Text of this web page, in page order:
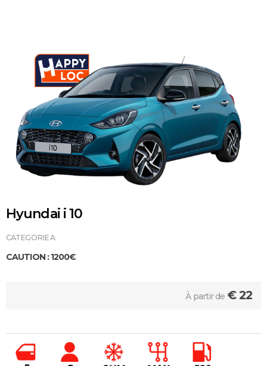
Hyundai i 10
CATEGORIE A
CAUTION : 1200€
À partir de € 22